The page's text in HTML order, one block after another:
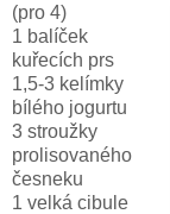
(pro 4)
1 balíček
kuřecích prs
1,5-3 kelímky
bílého jogurtu
3 stroužky
prolisovaného
česneku
1 velká cibule